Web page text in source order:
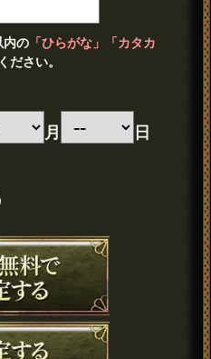
内の 「ひらがな」「カタカ
ださい。
月
日